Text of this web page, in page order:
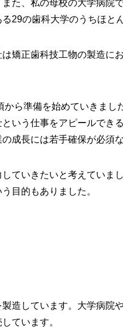
た、私の母校の大学病院
29の歯科大学のうちほと
矯正歯科技工物の製造に
から準備を始めていきま
いう仕事をアピールでき
成長には若手確保が必須な
ていきたいと考えていま
う目的もありました。
造しています。大学病院
ています。